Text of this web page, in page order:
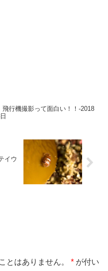
飛行機撮影って面白い！！-2018
イウ
とはありません。 * が付い